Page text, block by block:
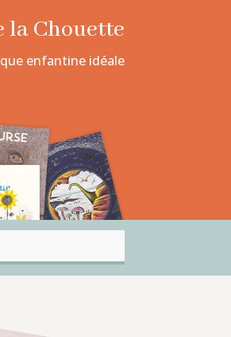
la Chouette
enfantine idéale